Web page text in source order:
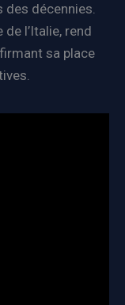
des décennies.
l’Italie, rend
sa place